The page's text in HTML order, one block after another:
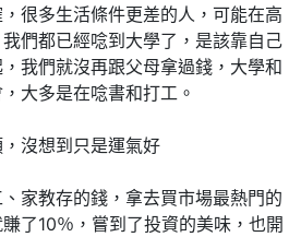
很多生活條件更差的人，可能在高
們都已經唸到大學了，是該靠自己
我們就沒再跟父母拿過錢，大學和
大多是在唸書和打工。
沒想到只是運氣好
家教存的錢，拿去買市場最熱門的
了10％，嘗到了投資的美味，也開